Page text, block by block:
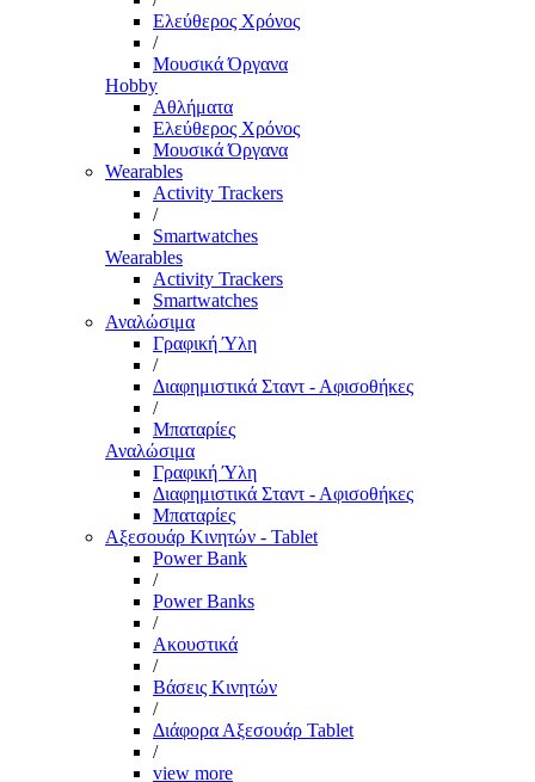
Ελεύθερος Χρόνος
/
Μουσικά Όργανα
Hobby
Αθλήματα
Ελεύθερος Χρόνος
Μουσικά Όργανα
Wearables
Activity Trackers
/
Smartwatches
Wearables
Activity Trackers
Smartwatches
Αναλώσιμα
Γραφική Ύλη
/
Διαφημιστικά Σταντ - Αφισοθήκες
/
Μπαταρίες
Αναλώσιμα
Γραφική Ύλη
Διαφημιστικά Σταντ - Αφισοθήκες
Μπαταρίες
Αξεσουάρ Κινητών - Tablet
Power Bank
/
Power Banks
/
Ακουστικά
/
Βάσεις Κινητών
/
Διάφορα Αξεσουάρ Tablet
/
view more